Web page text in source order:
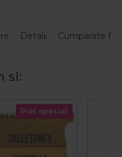
Detalii Cumparate
si:
Pret special